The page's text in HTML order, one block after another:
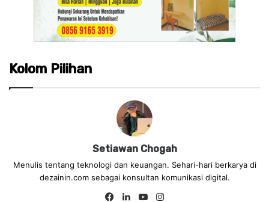
Kolom Pilihan
Setiawan Chogah
Menulis tentang teknologi dan keuangan. Sehari-hari berkarya di
dezainin.com sebagai konsultan komunikasi digital.
Fa Lin Yo